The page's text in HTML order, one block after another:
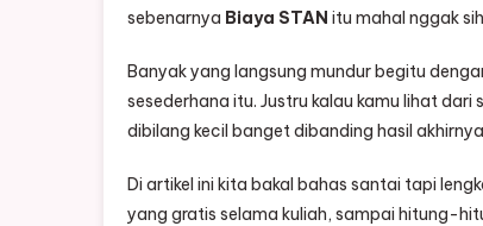
sebenarnya Biaya STAN itu mahal nggak
Banyak yang langsung mundur begitu
sesederhana itu. Justru kalau kamu lihat
dibilang kecil banget dibanding hasil
Di artikel ini kita bakal bahas santai tapi
yang gratis selama kuliah, sampai hitung-